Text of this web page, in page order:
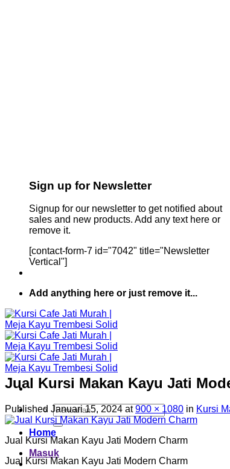
Sign up for Newsletter
Signup for our newsletter to get notified about
sales and new products. Add any text here or
remove it.
[contact-form-7 id="7042" title="Newsletter
Vertical"]
Add anything here or just remove it...
Pencarian
untuk:
Home
Masuk
Jual Kursi Makan Kayu Jati
Published Januari 15, 2024 at900 × 1080 in Kursi
Jual Kursi Makan Kayu Jati Modern Charm
Jual Kursi Makan Kayu Jati Modern Charm